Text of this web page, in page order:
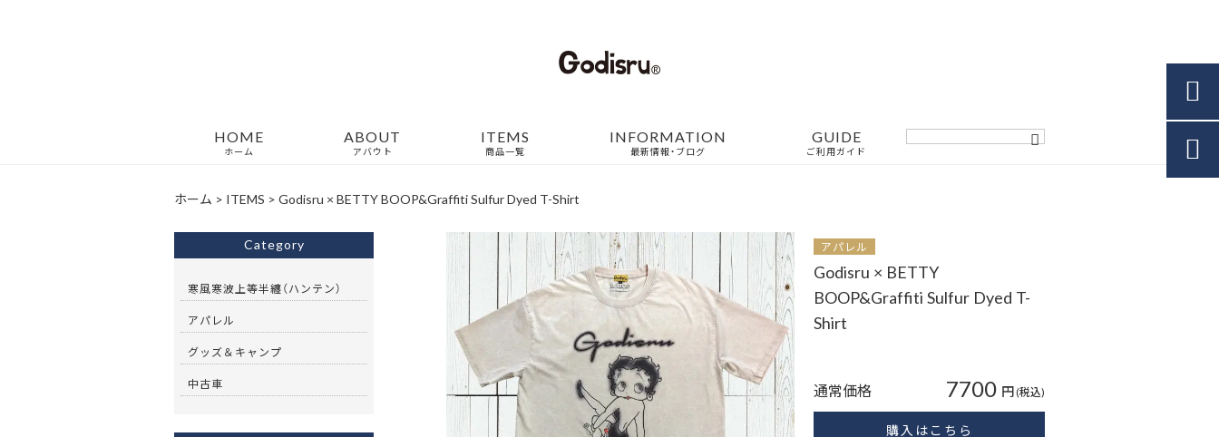
HOME
ホーム
ABOUT
アバウト
ITEMS
商品一覧
INFORMATION
最新情報・ブログ
GUIDE
ご利用ガイド
ホーム > ITEMS > Godisru × BETTY BOOP&Graffiti Sulfur Dyed T-Shirt
アパレル
Godisru × BETTY
BOOP&Graffiti Sulfur Dyed T-
Shirt
通常価格 7700 円(税込)
購入はこちら
Category
寒風寒波上等半纏（ハンテン）
アパレル
グッズ＆キャンプ
中古車

